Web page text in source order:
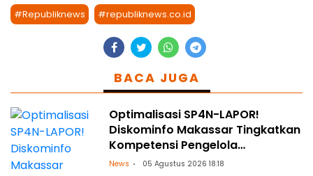
#Republiknews #republiknews.co.id
BACA JUGA
Optimalisasi SP4N-LAPOR!
Diskominfo Makassar Tingkatkan
Kompetensi Pengelola
Pengaduan OPD
News 05 Agustus 2026 18:18